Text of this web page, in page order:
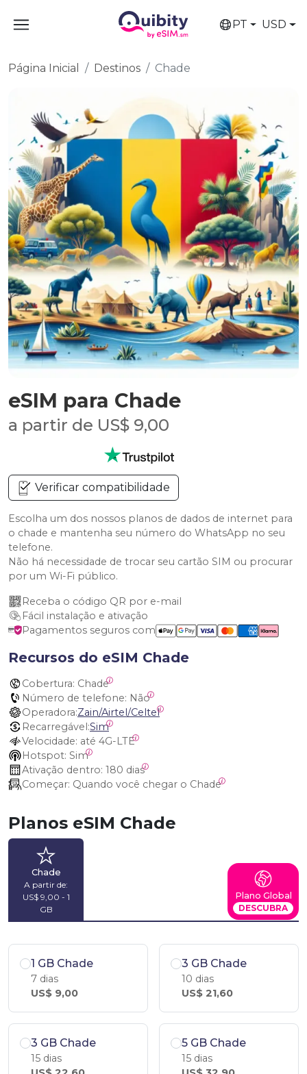
PT USD
Página Inicial Destinos Chade
eSIM para Chade
a partir de US$ 9,00
Verificar compatibilidade
Escolha um dos nossos planos de dados de internet para
o chade e mantenha seu número do WhatsApp no seu
telefone.
Não há necessidade de trocar seu cartão SIM ou procurar
por um Wi-Fi público.
Receba o código QR por e-mail
Fácil instalação e ativação
Pagamentos seguros com
Recursos do eSIM Chade
Cobertura: Chade
Número de telefone: Não
Operadora:Zain/Airtel/Celtel
Recarregável:Sim
Velocidade: até 4G-LTE
Hotspot: Sim
Ativação dentro: 180 dias
Começar: Quando você chegar o Chade
Planos eSIM Chade
Chade
A partir de:
US$ 9,00 - 1
GB
Plano Global
DESCUBRA
1 GB Chade
7 dias
US$ 9,00
3 GB Chade
10 dias
US$ 21,60
3 GB Chade
15 dias
5 GB Chade
15 dias